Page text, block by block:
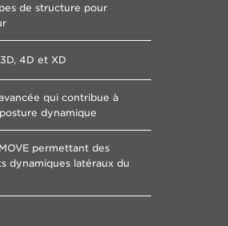
de structure pour
4D et XD​
qui contribue à
dynamique
permettant des
dynamiques latéraux du